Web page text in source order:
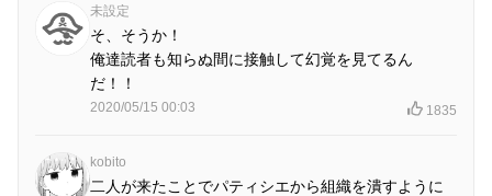
未設定
そ、そうか！
俺達読者も知らぬ間に接触して幻覚を見てるん
だ！！
2020/05/15 00:03 1835
kobito
二人が来たことでパティシエから組織を潰すように